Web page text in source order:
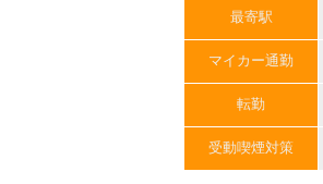
最寄駅
マイカー通勤
転勤
受動喫煙対策